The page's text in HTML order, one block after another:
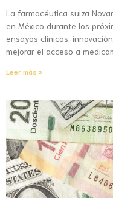
La farmacéutica suiza
en México durante los
ensayos clínicos,
mejorar el acceso a
Leer más »